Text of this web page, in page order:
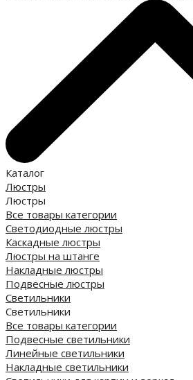
Каталог
Люстры
Люстры
Все товары категории
Светодиодные люстры
Каскадные люстры
Люстры на штанге
Накладные люстры
Подвесные люстры
Светильники
Светильники
Все товары категории
Подвесные светильники
Линейные светильники
Накладные светильники